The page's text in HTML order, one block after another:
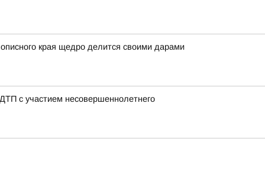
края щедро делится своими дарами
с участием несовершеннолетнего